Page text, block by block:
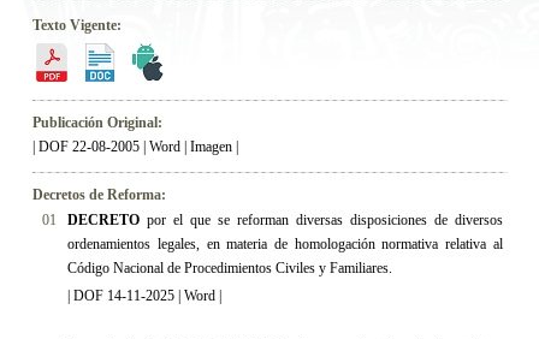
Texto Vigente:
Publicación Original:
DOF 22-08-2005| Word| Imagen|
Decretos de Reforma:
01
DECRETO por el que se reforman diversas disposiciones de diversos
ordenamientos legales, en materia de homologación normativa relativa al
Código Nacional de Procedimientos Civiles y Familiares.
|DOF 14-11-2025 |Word